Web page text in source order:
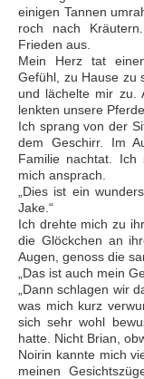
einigen Tannen
roch nach
Frieden aus.
Mein Herz tat
Gefühl, zu Hause zu
und lächelte mir zu.
lenkten unsere
Ich sprang von der
dem Geschirr. Im
Familie nachtat. Ich
mich ansprach.
„Dies ist ein
Jake.“
Ich drehte mich zu
die Glöckchen an
Augen, genoss die
„Das ist auch mein
„Dann schlagen wir
was mich kurz
sich sehr wohl
hatte. Nicht Brian,
Noirin kannte mich
meinen